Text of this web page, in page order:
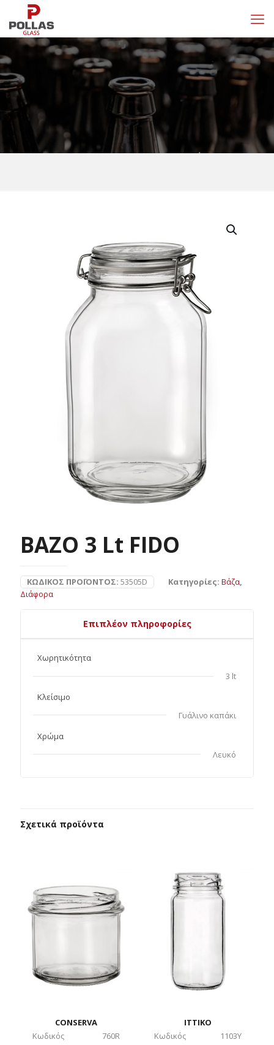
ΒΑΖΟ 3 Lt FIDO
ΚΩΔΙΚΌΣ ΠΡΟΪΌΝΤΟΣ: 53505D Κατηγορίες: Βάζα,
Διάφορα
Επιπλέον πληροφορίες
Χωρητικότητα
3 lt
Κλείσιμο
Γυάλινο καπάκι
Χρώμα
Λευκό
Σχετικά προϊόντα
CONSERVA
Κωδικός
760R
ITTIKO
Κωδικός
1103Y